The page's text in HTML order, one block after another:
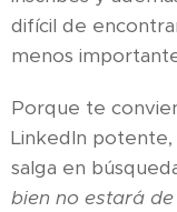
difícil de
menos
Porque te
LinkedIn
salga en
bien no estará de